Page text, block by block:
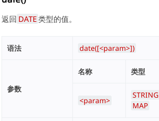
返回 DATE类型的值。
语法 date([<param>])
参数
名称 类型
<param>
STRING
MAP